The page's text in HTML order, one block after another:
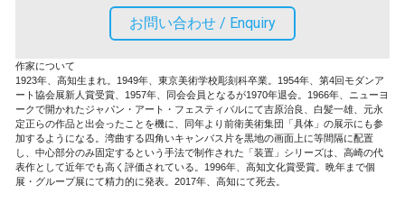
お問い合わせ / Enquiry
作家について
1923年、高知生まれ。1949年、東京美術学校彫刻科卒業。1954年、第4回モダンア
ート協会展新人賞受賞、1957年、同会会員となるが1970年退会。1966年、ニューヨ
ークで開かれたジャパン・アート・フェスティバルにて吉原治良、白髪一雄、元永
定正らの作品と出会ったことを機に、同年より前衛美術集団「具体」の展示にも参
加するようになる。湾曲する四角いキャンバス片を黒地の画面上に等間隔に配置
し、中心部分のみ固定するという手法で制作された「装置」シリーズは、高崎の代
表作として近年でも高く評価されている。1996年、高知文化賞受賞。晩年まで個
展・グループ展にて精力的に発表。2017年、高知にて死去。